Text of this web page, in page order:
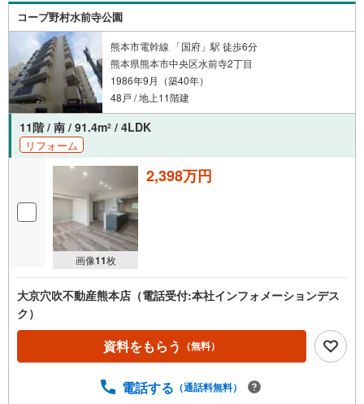
コープ野村水前寺公園
熊本市電幹線 「国府」駅 徒歩6分
熊本県熊本市中央区水前寺2丁目
1986年9月（築40年）
48戸 / 地上11階建
11階 / 南 / 91.4m2 / 4LDK
リフォーム
画像11枚
2,398万円
大京穴吹不動産熊本店（電話受付:本社インフォメーションデス
ク）
資料をもらう （無料）
電話する （通話料無料）